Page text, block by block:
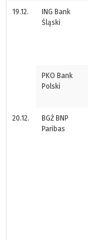
19.12.
ING Bank
Śląski
PKO Bank
Polski
20.12.
BGŻ BNP
Paribas